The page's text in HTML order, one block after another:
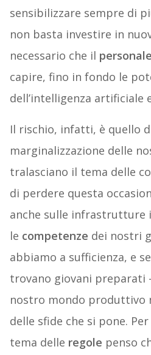
sensibilizzare sempre di
non basta investire in
necessario che il personale
capire, fino in fondo le
dell’intelligenza artificiale
Il rischio, infatti, è quello
marginalizzazione delle
tralasciano il tema delle
di perdere questa
anche sulle infrastrutture
le competenze dei nostri
abbiamo a sufficienza, e
trovano giovani preparati
nostro mondo produttivo
delle sfide che si pone.
tema delle regole penso